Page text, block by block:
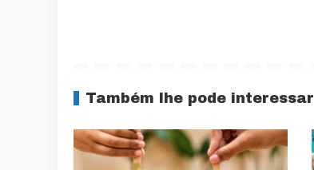
Também lhe pode interessar